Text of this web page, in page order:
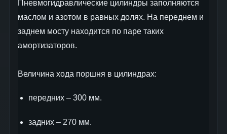
Пневмогидравлические цилиндры заполняются
маслом и азотом в равных долях. На переднем и
заднем мосту находится по паре таких
амортизаторов.
Величина хода поршня в цилиндрах:
передних – 300 мм.
задних – 270 мм.